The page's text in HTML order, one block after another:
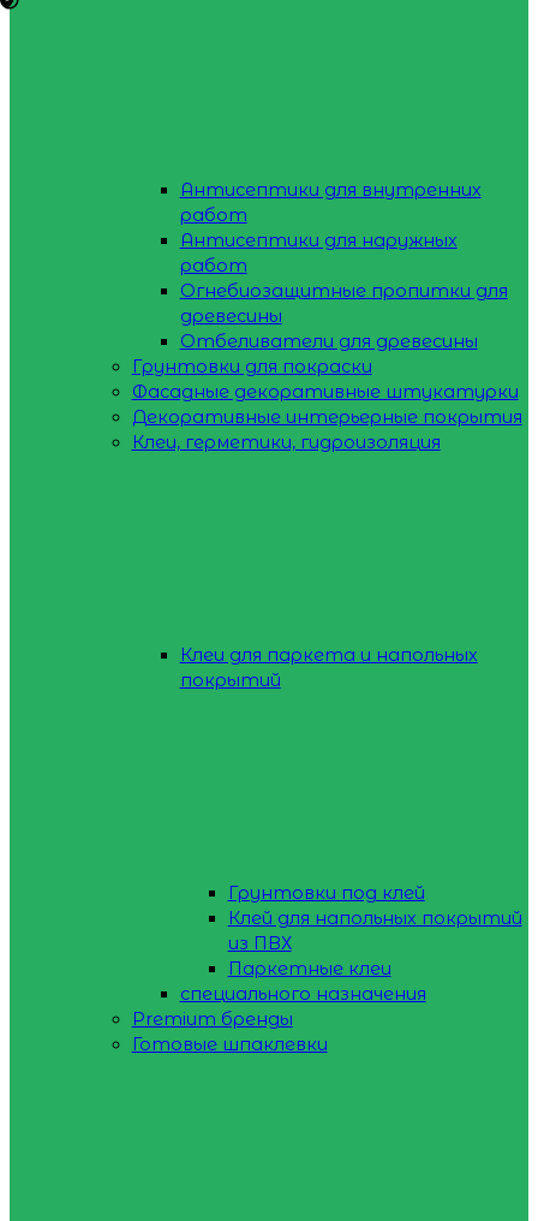
Антисептики для внутренних
работ
Антисептики для наружных
работ
Огнебиозащитные пропитки для
древесины
Отбеливатели для древесины
Грунтовки для покраски
Фасадные декоративные штукатурки
Декоративные интерьерные покрытия
Клеи, герметики, гидроизоляция
Клеи для паркета и напольных
покрытий
Грунтовки под клей
Клей для напольных покрытий
из ПВХ
Паркетные клеи
специального назначения
Premium бренды
Готовые шпаклевки